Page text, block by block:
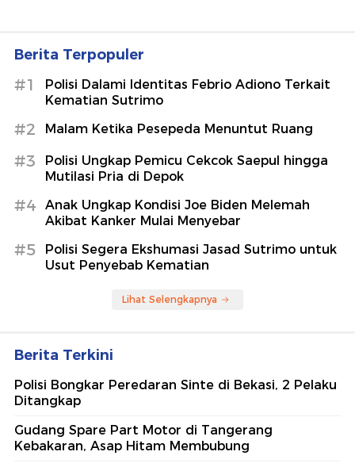
Berita Terpopuler
#1
Polisi Dalami Identitas Febrio Adiono Terkait
Kematian Sutrimo
#2 Malam Ketika Pesepeda Menuntut Ruang
#3
Polisi Ungkap Pemicu Cekcok Saepul hingga
Mutilasi Pria di Depok
#4
Anak Ungkap Kondisi Joe Biden Melemah
Akibat Kanker Mulai Menyebar
#5
Polisi Segera Ekshumasi Jasad Sutrimo untuk
Usut Penyebab Kematian
Lihat Selengkapnya
Berita Terkini
Polisi Bongkar Peredaran Sinte di Bekasi, 2 Pelaku
Ditangkap
Gudang Spare Part Motor di Tangerang
Kebakaran, Asap Hitam Membubung